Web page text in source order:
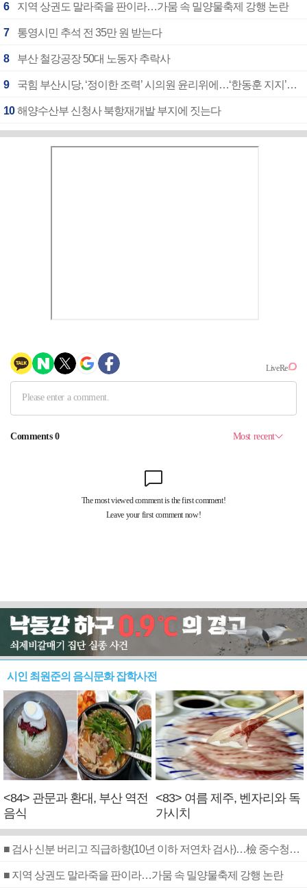
6 지역 상권도 말라죽을 판이라…가뭄 속 밀양물축제 강행 논란
7 통영시민 추석 전 35만 원 받는다
8 부산 철강공장 50대 노동자 추락사
9 국힘 부산시당, ‘정이한 조력’ 시의원 윤리위에…‘한동훈 지지’도 신고접수
10 해양수산부 신청사 북항재개발 부지에 짓는다
시인 최원준의 음식문화 잡학사전
<84> 관문과 환대, 부산 역전
음식
<83> 여름 제주, 벤자리와 독
가시치
■ 검사 신분 버리고 직급하향(10년 이하 저연차 검사)…檢 중수청행 기피
■ 지역 상권도 말라죽을 판이라…가뭄 속 밀양물축제 강행 논란